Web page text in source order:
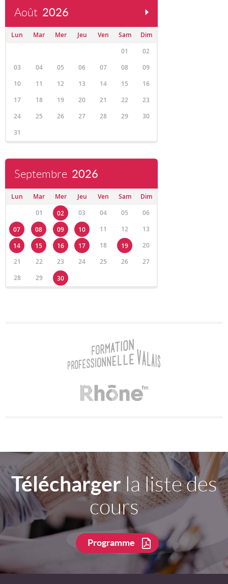
Août 2026
Lun Mar Mer Jeu Ven Sam
Dim
01
02
03
04 05 06 07 08
09
10
11 12 13 14 15
16
17
18 19 20 21 22
23
24
25 26 27 28 29
30
31
Septembre 2026
Lun Mar Mer Jeu Ven Sam
Dim
01
02 03 04 05
06
07
08 09 10 11 12
13
14
15 16 17 18 19
20
21
22 23 24 25 26
27
28
29 30
Téléchargerla liste des
cours
Programme